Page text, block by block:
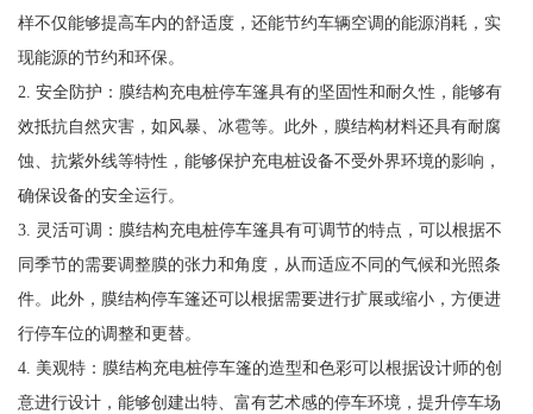
样不仅能够提高车内的舒适度，还能节约车辆空调的能源消耗，实
现能源的节约和环保。
2. 安全防护：膜结构充电桩停车篷具有的坚固性和耐久性，能够有
效抵抗自然灾害，如风暴、冰雹等。此外，膜结构材料还具有耐腐
蚀、抗紫外线等特性，能够保护充电桩设备不受外界环境的影响，
确保设备的安全运行。
3. 灵活可调：膜结构充电桩停车篷具有可调节的特点，可以根据不
同季节的需要调整膜的张力和角度，从而适应不同的气候和光照条
件。此外，膜结构停车篷还可以根据需要进行扩展或缩小，方便进
行停车位的调整和更替。
4. 美观特：膜结构充电桩停车篷的造型和色彩可以根据设计师的创
意进行设计，能够创建出特、富有艺术感的停车环境，提升停车场